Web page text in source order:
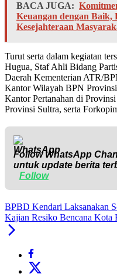
BACA JUGA:
Keuangan dengan
Kesejahteraan
Turut serta dalam kegiatan
Hugua, Staf Ahli Bidang
Daerah Kementerian ATR/
Kantor Wilayah BPN
Kantor Pertanahan di
Provinsi Sultra, serta
Follow WhatsApp
untuk update berita
Follow
BPBD Kendari Laksanakan
Kajian Resiko Bencana Kota